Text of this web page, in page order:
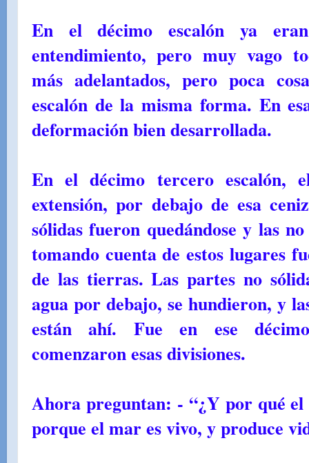
En el décimo escalón ya
entendimiento, pero muy vago
más adelantados, pero poca
escalón de la misma forma. En
deformación bien desarrollada.
En el décimo tercero escalón,
extensión, por debajo de esa
sólidas fueron quedándose y las
tomando cuenta de estos lugares
de las tierras. Las partes no
agua por debajo, se hundieron, y
están ahí. Fue en ese
comenzaron esas divisiones.
Ahora preguntan: - “¿Y por qué
porque el mar es vivo, y produce